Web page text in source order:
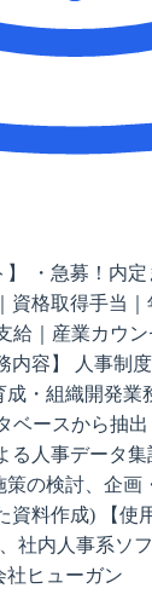
】 ・急募！内
資格取得手当｜
給｜産業カウ
内容】 人事制
成・組織開発業
ベースから抽出
る人事データ
策の検討、企画
資料作成) 【使
、社内人事系ソ
社ヒューガン